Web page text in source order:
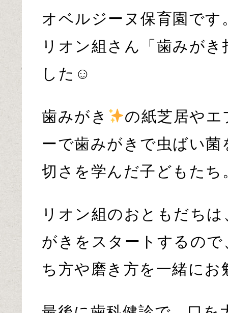
オベルジーヌ保育園です
リオン組さん「歯みが
した☺
歯みがき
の紙芝居やエ
ーで歯みがきで虫ばい
切さを学んだ子どもたち
リオン組のおともだち
がきをスタートするの
ち方や磨き方を一緒にお